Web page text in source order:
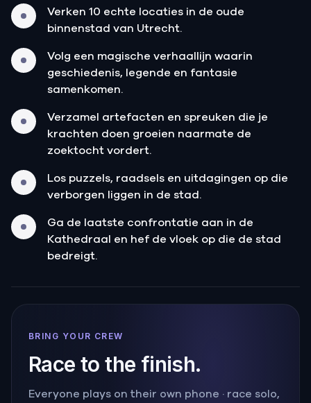
Verken 10 echte locaties in de oude
binnenstad van Utrecht.
Volg een magische verhaallijn waarin
geschiedenis, legende en fantasie
samenkomen.
Verzamel artefacten en spreuken die je
krachten doen groeien naarmate de
zoektocht vordert.
Los puzzels, raadsels en uitdagingen op die
verborgen liggen in de stad.
Ga de laatste confrontatie aan in de
Kathedraal en hef de vloek op die de stad
bedreigt.
BRING YOUR CREW
Race to the finish.
Everyone plays on their own phone · race solo,